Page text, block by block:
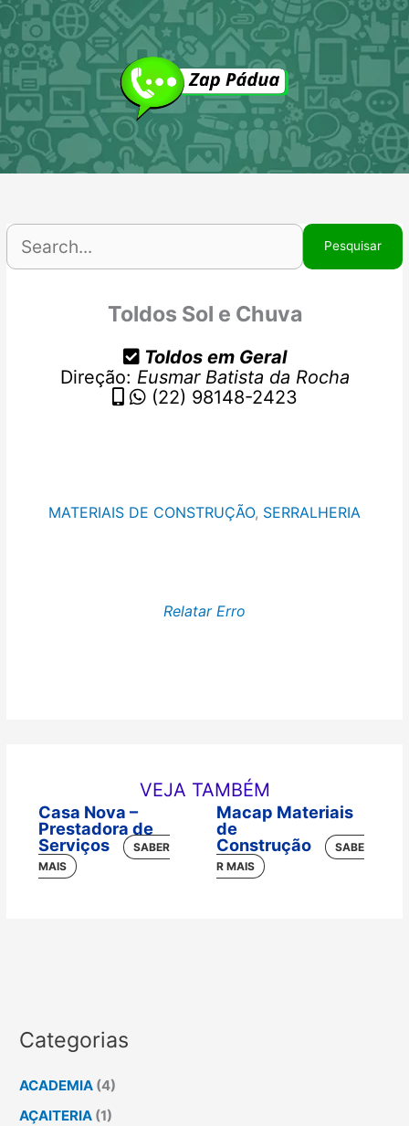
Ir
para
o
conteúdo
Toldos Sol e Chuva
Toldos em Geral
Direção: Eusmar Batista da Rocha
(22) 98148-2423
MATERIAIS DE CONSTRUÇÃO, SERRALHERIA
Relatar Erro
VEJA TAMBÉM
Casa Nova –
Prestadora de
Serviços
Macap Materiais
de
Construção
Categorias
ACADEMIA (4)
AÇAITERIA (1)